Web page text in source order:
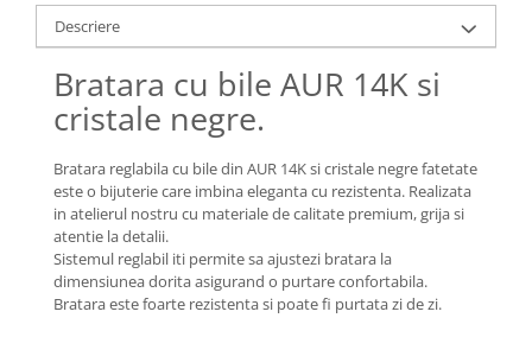
COLIERE ȘNUR REGLABIL
Coliere cu Inimioare
Coliere cu Cruce
Coliere cu Stea
Coliere cu Semilună
Coliere cu Zodii
Coliere cu Flori
Coliere cu Animale
Coliere cu Molecule
Descriere
Bratara cu bile AUR 14K si
cristale negre.
Bratara reglabila cu bile din AUR 14K si cristale negre fatetate
este o bijuterie care imbina eleganta cu rezistenta. Realizata
in atelierul nostru cu materiale de calitate premium, grija si
atentie la detalii.
Sistemul reglabil iti permite sa ajustezi bratara la
dimensiunea dorita asigurand o purtare confortabila.
Bratara este foarte rezistenta si poate fi purtata zi de zi.